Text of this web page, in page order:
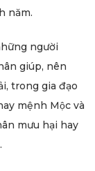
năm.
người
giúp, nên
trong gia đạo
mệnh Mộc và
mưu hại hay